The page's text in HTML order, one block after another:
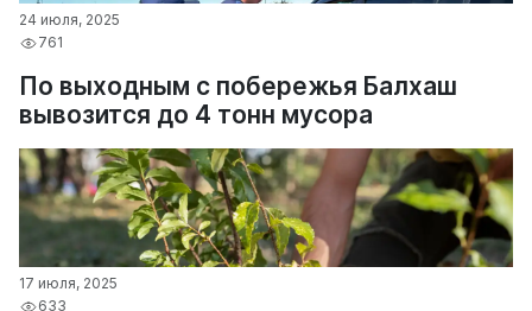
24 июля, 2025
761
По выходным с побережья Балхаш
вывозится до 4 тонн мусора
17 июля, 2025
633